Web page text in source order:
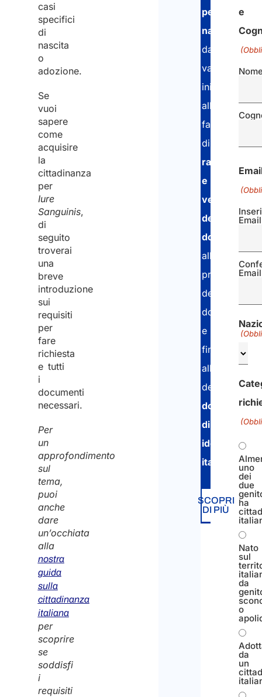
casi
specifici
di
nascita
o
adozione.
Se
vuoi
sapere
come
acquisire
la
cittadinanza
per
Iure
Sanguinis,
di
seguito
troverai
una
breve
introduzione
sui
requisiti
per
fare
richiesta
e tutti
i
documenti
necessari.
Per
un
approfondimento
sul
tema,
puoi
anche
dare
un’occhiata
alla
nostra
guida
sulla
cittadinanza
italiana
per
scoprire
se
soddisfi
i
requisiti
per
nascita
dalla
valutazione
iniziale,
alla
fase
di
raccolta
e
verifica
dei
documenti
alla
della
domanda
e
fino
del
documento
di
identità
italiano
SCOPRI
DI PIÙ
e
Email
Email
uno
dei
due
ha
Nato
sul
da
o
da
un